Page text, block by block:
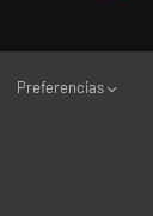
Preferencias